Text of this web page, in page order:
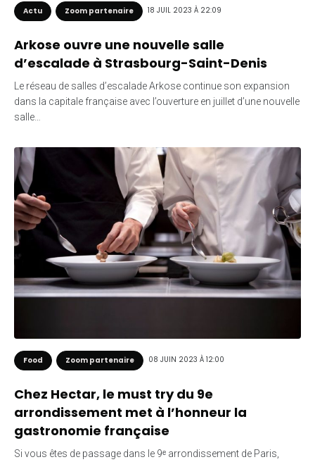
Actu Zoom partenaire 18 JUIL 2023 À 22:09
Arkose ouvre une nouvelle salle
d’escalade à Strasbourg-Saint-Denis
Le réseau de salles d’escalade Arkose continue son expansion
dans la capitale française avec l’ouverture en juillet d’une nouvelle
salle…
Food Zoom partenaire 08 JUIN 2023 À 12:00
Chez Hectar, le must try du 9e
arrondissement met à l’honneur la
gastronomie française
Si vous êtes de passage dans le 9ᵉ arrondissement de Paris,